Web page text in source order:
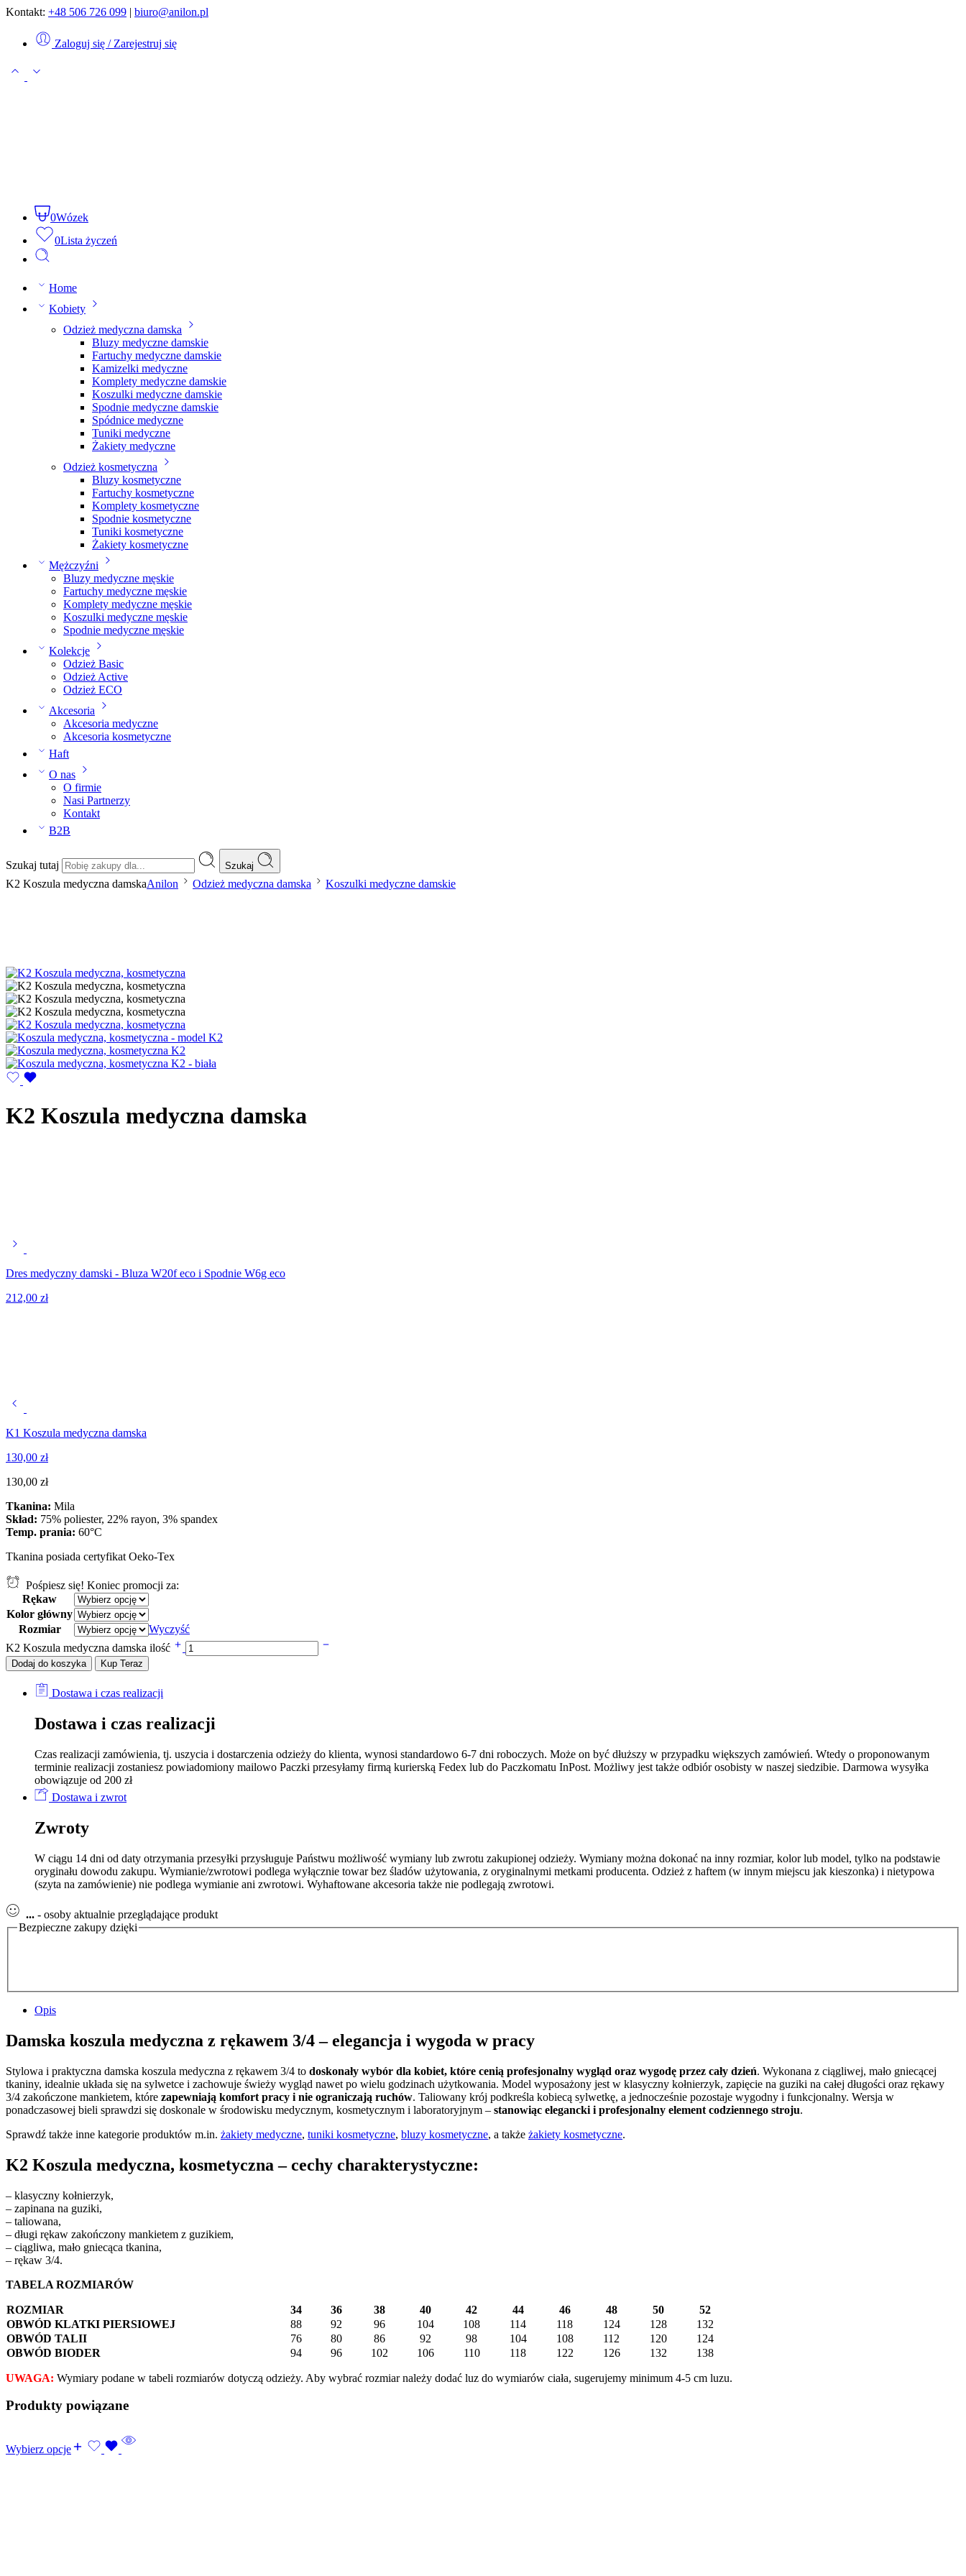
Kontakt: +48 506 726 099 | biuro@anilon.pl
Zaloguj się / Zarejestruj się
0Wózek
0Lista życzeń
Home
Kobiety
Odzież medyczna damska
Bluzy medyczne damskie
Fartuchy medyczne damskie
Kamizelki medyczne
Komplety medyczne damskie
Koszulki medyczne damskie
Spodnie medyczne damskie
Spódnice medyczne
Tuniki medyczne
Żakiety medyczne
Odzież kosmetyczna
Bluzy kosmetyczne
Fartuchy kosmetyczne
Komplety kosmetyczne
Spodnie kosmetyczne
Tuniki kosmetyczne
Żakiety kosmetyczne
Mężczyźni
Bluzy medyczne męskie
Fartuchy medyczne męskie
Komplety medyczne męskie
Koszulki medyczne męskie
Spodnie medyczne męskie
Kolekcje
Odzież Basic
Odzież Active
Odzież ECO
Akcesoria
Akcesoria medyczne
Akcesoria kosmetyczne
Haft
O nas
O firmie
Nasi Partnerzy
Kontakt
B2B
Szukaj tutaj Szukaj
K2 Koszula medyczna damskaAnilon Odzież medyczna damska Koszulki medyczne damskie
K2 Koszula medyczna damska
Dres medyczny damski - Bluza W20f eco i Spodnie W6g eco
212,00 zł
K1 Koszula medyczna damska
130,00 zł
130,00 zł
Tkanina: Mila
Skład: 75% poliester, 22% rayon, 3% spandex
Temp. prania: 60°C
Tkanina posiada certyfikat Oeko-Tex
Pośpiesz się! Koniec promocji za:
Rękaw
Kolor główny
Rozmiar
Wyczyść
K2 Koszula medyczna damska ilość
Dodaj do koszyka Kup Teraz
Dostawa i czas realizacji
Dostawa i czas realizacji
Czas realizacji zamówienia, tj. uszycia i dostarczenia odzieży do klienta, wynosi standardowo 6-7 dni roboczych. Może on być dłuższy w przypadku większych zamówień. Wtedy o proponowanym
terminie realizacji zostaniesz powiadomiony mailowo Paczki przesyłamy firmą kurierską Fedex lub do Paczkomatu InPost. Możliwy jest także odbiór osobisty w naszej siedzibie. Darmowa wysyłka
obowiązuje od 200 zł
Dostawa i zwrot
Zwroty
W ciągu 14 dni od daty otrzymania przesyłki przysługuje Państwu możliwość wymiany lub zwrotu zakupionej odzieży. Wymiany można dokonać na inny rozmiar, kolor lub model, tylko na podstawie
oryginału dowodu zakupu. Wymianie/zwrotowi podlega wyłącznie towar bez śladów użytowania, z oryginalnymi metkami producenta. Odzież z haftem (w innym miejscu jak kieszonka) i nietypowa
(szyta na zamówienie) nie podlega wymianie ani zwrotowi. Wyhaftowane akcesoria także nie podlegają zwrotowi.
... - osoby aktualnie przeglądające produkt
Bezpieczne zakupy dzięki
Opis
Damska koszula medyczna z rękawem 3/4 – elegancja i wygoda w pracy
Stylowa i praktyczna damska koszula medyczna z rękawem 3/4 to doskonały wybór dla kobiet, które cenią profesjonalny wygląd oraz wygodę przez cały dzień. Wykonana z ciągliwej, mało gniecącej
tkaniny, idealnie układa się na sylwetce i zachowuje świeży wygląd nawet po wielu godzinach użytkowania. Model wyposażony jest w klasyczny kołnierzyk, zapięcie na guziki na całej długości oraz rękawy
3/4 zakończone mankietem, które zapewniają komfort pracy i nie ograniczają ruchów. Taliowany krój podkreśla kobiecą sylwetkę, a jednocześnie pozostaje wygodny i funkcjonalny. Wersja w
ponadczasowej bieli sprawdzi się doskonale w środowisku medycznym, kosmetycznym i laboratoryjnym – stanowiąc elegancki i profesjonalny element codziennego stroju.
Sprawdź także inne kategorie produktów m.in. żakiety medyczne, tuniki kosmetyczne, bluzy kosmetyczne, a także żakiety kosmetyczne.
K2 Koszula medyczna, kosmetyczna – cechy charakterystyczne:
– klasyczny kołnierzyk,
– zapinana na guziki,
– taliowana,
– długi rękaw zakończony mankietem z guzikiem,
– ciągliwa, mało gniecąca tkanina,
– rękaw 3/4.
TABELA ROZMIARÓW
ROZMIAR 34 36 38 40 42 44 46 48 50
52
OBWÓD KLATKI PIERSIOWEJ
88 92 96 104 108 114 118 124 128
132
OBWÓD TALII
76 80 86 92 98 104 108 112 120
124
OBWÓD BIODER
94 96 102 106 110 118 122 126 132 138
UWAGA: Wymiary podane w tabeli rozmiarów dotyczą odzieży. Aby wybrać rozmiar należy dodać luz do wymiarów ciała, sugerujemy minimum 4-5 cm luzu.
Produkty powiązane
Wybierz opcje